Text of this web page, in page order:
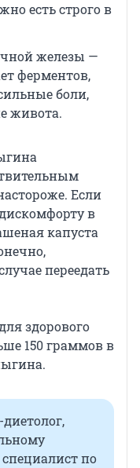
есть строго в
железы —
ферментов,
боли,
живота.
Если
в
капуста
переедать
здорового
150 граммов в
по